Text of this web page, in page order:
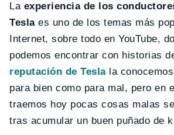
La experiencia de los
Teslaes uno de los temas más
Internet, sobre todo en YouTube,
podemos encontrar con historias
reputación de Teslala
para bien como para mal, pero en
traemos hoy pocas cosas malas
tras acumular un buen puñado de